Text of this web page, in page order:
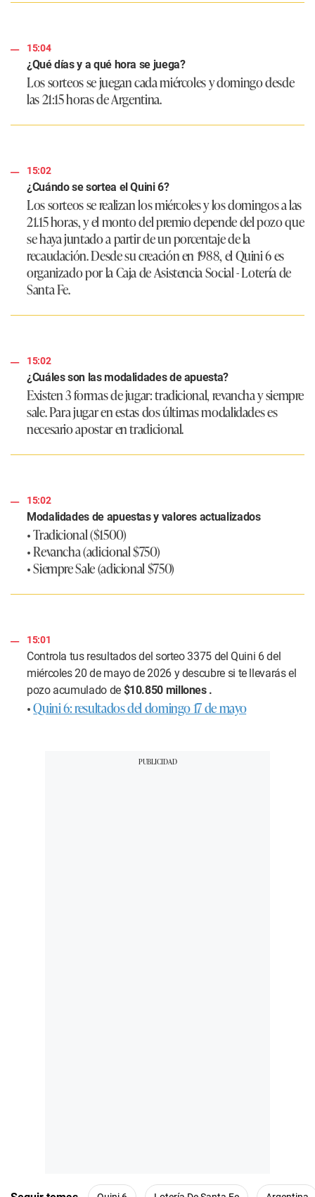
15:04
¿Qué días y a qué hora se juega?
Los sorteos se juegan cada miércoles y domingo desde
las 21:15 horas de Argentina.
15:02
¿Cuándo se sortea el Quini 6?
Los sorteos se realizan los miércoles y los domingos a las
21.15 horas, y el monto del premio depende del pozo que
se haya juntado a partir de un porcentaje de la
recaudación. Desde su creación en 1988, el Quini 6 es
organizado por la Caja de Asistencia Social - Lotería de
Santa Fe.
15:02
¿Cuáles son las modalidades de apuesta?
Existen 3 formas de jugar: tradicional, revancha y siempre
sale. Para jugar en estas dos últimas modalidades es
necesario apostar en tradicional.
15:02
Modalidades de apuestas y valores actualizados
• Tradicional ($1500)
• Revancha (adicional $750)
• Siempre Sale (adicional $750)
15:01
Controla tus resultados del sorteo 3375 del Quini 6del
miércoles 20 de mayo de 2026 y descubre si te llevarás el
pozo acumulado de $10.850 millones .
•Quini 6: resultados del domingo 17 de mayo